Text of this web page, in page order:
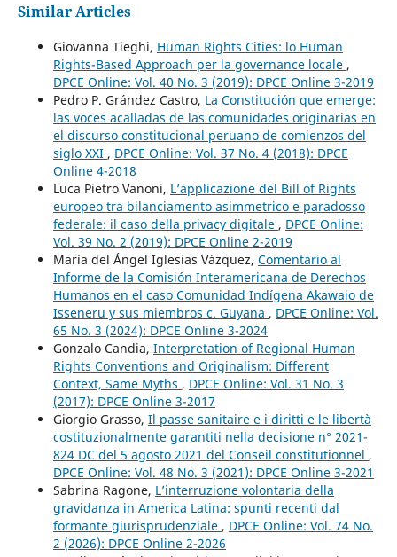
Similar Articles
Giovanna Tieghi, Human Rights Cities: lo Human
Rights-Based Approach per la governance locale ,
DPCE Online: Vol. 40 No. 3 (2019): DPCE Online 3-2019
Pedro P. Grández Castro, La Constitución que emerge:
las voces acalladas de las comunidades originarias en
el discurso constitucional peruano de comienzos del
siglo XXI , DPCE Online: Vol. 37 No. 4 (2018): DPCE
Online 4-2018
Luca Pietro Vanoni, L’applicazione del Bill of Rights
europeo tra bilanciamento asimmetrico e paradosso
federale: il caso della privacy digitale , DPCE Online:
Vol. 39 No. 2 (2019): DPCE Online 2-2019
María del Ángel Iglesias Vázquez, Comentario al
Informe de la Comisión Interamericana de Derechos
Humanos en el caso Comunidad Indígena Akawaio de
Isseneru y sus miembros c. Guyana , DPCE Online: Vol.
65 No. 3 (2024): DPCE Online 3-2024
Gonzalo Candia, Interpretation of Regional Human
Rights Conventions and Originalism: Different
Context, Same Myths , DPCE Online: Vol. 31 No. 3
(2017): DPCE Online 3-2017
Giorgio Grasso, Il passe sanitaire e i diritti e le libertà
costituzionalmente garantiti nella decisione n° 2021-
824 DC del 5 agosto 2021 del Conseil constitutionnel ,
DPCE Online: Vol. 48 No. 3 (2021): DPCE Online 3-2021
Sabrina Ragone, L’interruzione volontaria della
gravidanza in America Latina: spunti recenti dal
formante giurisprudenziale , DPCE Online: Vol. 74 No.
2 (2026): DPCE Online 2-2026